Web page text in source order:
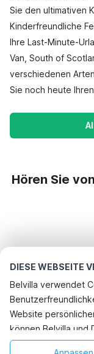
DIESE WEBSEITE
Belvilla verwendet
Website
können Belvilla und
außerhalb unserer
Sie den ultimativen
Kinderfreundliche
Ihre Last-Minute-
Van, South of
verschiedenen
Sie noch heute
Hören Sie
Beliebteste
Top-Städte mit
Kinderfreundliche